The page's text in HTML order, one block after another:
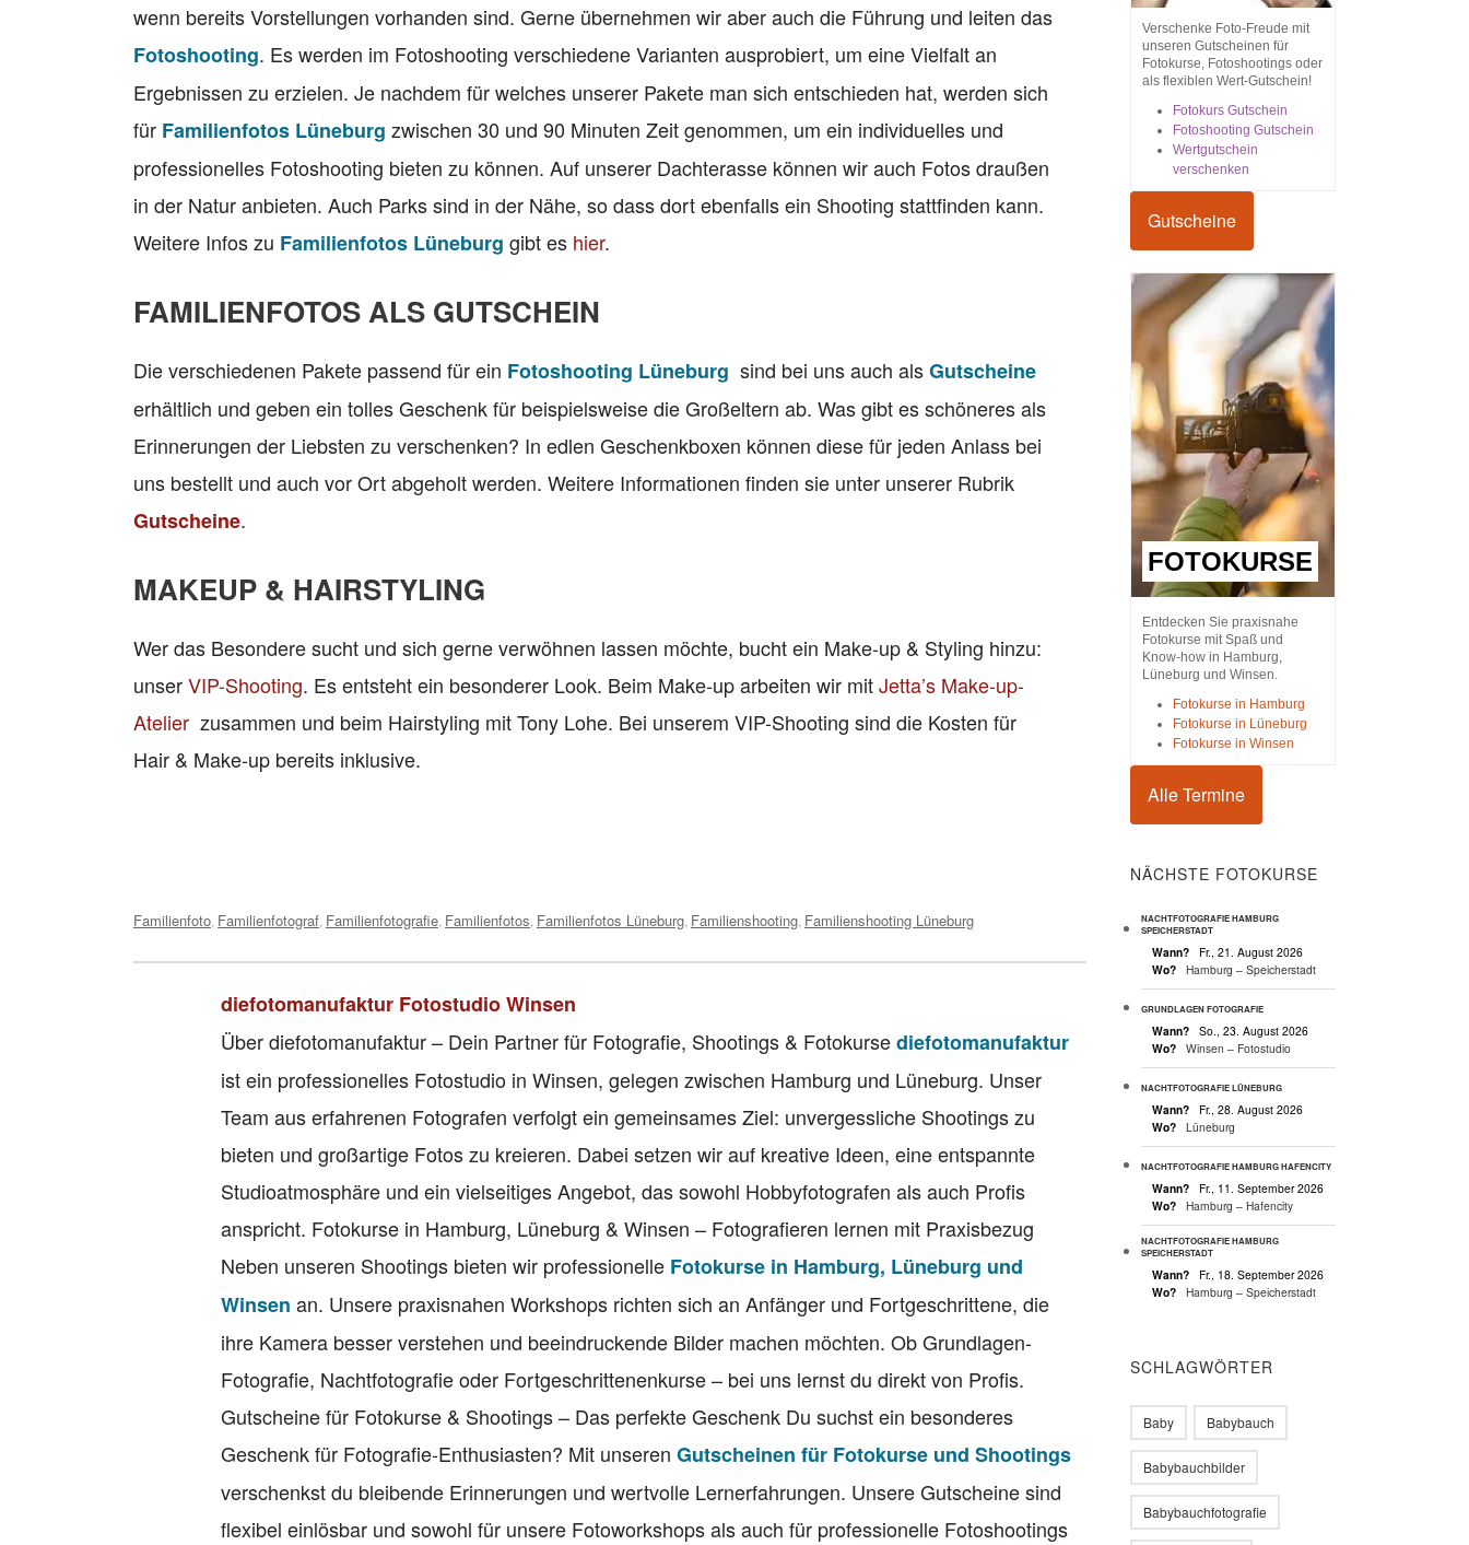
wenn bereits Vorstellungen vorhanden sind. Gerne übernehmen wir aber auch die Führung und leiten das
Fotoshooting. Es werden im Fotoshooting verschiedene Varianten ausprobiert, um eine Vielfalt an
Ergebnissen zu erzielen. Je nachdem für welches unserer Pakete man sich entschieden hat, werden sich
für Familienfotos Lüneburg zwischen 30 und 90 Minuten Zeit genommen, um ein individuelles und
professionelles Fotoshooting bieten zu können. Auf unserer Dachterasse können wir auch Fotos draußen
in der Natur anbieten. Auch Parks sind in der Nähe, so dass dort ebenfalls ein Shooting stattfinden kann.
Weitere Infos zu Familienfotos Lüneburg gibt es hier.
FAMILIENFOTOS ALS GUTSCHEIN
Die verschiedenen Pakete passend für ein Fotoshooting Lüneburg sind bei uns auch alsGutscheine
erhältlich und geben ein tolles Geschenk für beispielsweise die Großeltern ab. Was gibt es schöneres als
Erinnerungen der Liebsten zu verschenken? In edlen Geschenkboxen können diese für jeden Anlass bei
uns bestellt und auch vor Ort abgeholt werden. Weitere Informationen finden sie unter unserer Rubrik
Gutscheine.
MAKEUP & HAIRSTYLING
Wer das Besondere sucht und sich gerne verwöhnen lassen möchte, bucht ein Make-up & Styling hinzu:
unserVIP-Shooting. Es entsteht ein besonderer Look. Beim Make-up arbeiten wir mitJetta’s Make-up-
Atelier zusammen und beim Hairstyling mit Tony Lohe. Bei unserem VIP-Shooting sind die Kosten für
Hair & Make-up bereits inklusive.
Tags:
Familienfoto Familienfotograf Familienfotografie Familienfotos Familienfotos Lüneburg Familienshooting Familienshooting Lüneburg
diefotomanufaktur Fotostudio Winsen
Über diefotomanufaktur – Dein Partner für Fotografie, Shootings & Fotokursediefotomanufaktur
ist ein professionelles Fotostudio in Winsen, gelegen zwischen Hamburg und Lüneburg. Unser
Team aus erfahrenen Fotografen verfolgt ein gemeinsames Ziel: unvergessliche Shootings zu
bieten und großartige Fotos zu kreieren. Dabei setzen wir auf kreative Ideen, eine entspannte
Studioatmosphäre und ein vielseitiges Angebot, das sowohl Hobbyfotografen als auch Profis
anspricht. Fotokurse in Hamburg, Lüneburg & Winsen – Fotografieren lernen mit Praxisbezug
Neben unseren Shootings bieten wir professionelle Fotokurse in Hamburg, Lüneburg und
Winsen an. Unsere praxisnahen Workshops richten sich an Anfänger und Fortgeschrittene, die
ihre Kamera besser verstehen und beeindruckende Bilder machen möchten. Ob Grundlagen-
Fotografie, Nachtfotografie oder Fortgeschrittenenkurse – bei uns lernst du direkt von Profis.
Gutscheine für Fotokurse & Shootings – Das perfekte Geschenk Du suchst ein besonderes
Geschenk für Fotografie-Enthusiasten? Mit unseren Gutscheinen für Fotokurse und Shootings
verschenkst du bleibende Erinnerungen und wertvolle Lernerfahrungen. Unsere Gutscheine sind
flexibel einlösbar und sowohl für unsere Fotoworkshops als auch für professionelle Fotoshootings
Verschenke Foto-Freude mit
unseren Gutscheinen für
Fotokurse, Fotoshootings oder
als flexiblen Wert-Gutschein!
Fotokurs Gutschein
Fotoshooting Gutschein
Wertgutschein
verschenken
Gutscheine
FOTOKURSE
Entdecken Sie praxisnahe
Fotokurse mit Spaß und
Know-how in Hamburg,
Lüneburg und Winsen.
Fotokurse in Hamburg
Fotokurse in Lüneburg
Fotokurse in Winsen
Alle Termine
NÄCHSTE FOTOKURSE
NACHTFOTOGRAFIE HAMBURG
SPEICHERSTADT
Wann?
Fr., 21. August 2026
Wo?
Hamburg – Speicherstadt
GRUNDLAGEN FOTOGRAFIE
Wann?
So., 23. August 2026
Wo?
Winsen – Fotostudio
NACHTFOTOGRAFIE LÜNEBURG
Wann?
Fr., 28. August 2026
Wo?
Lüneburg
NACHTFOTOGRAFIE HAMBURG HAFENCITY
Wann?
Fr., 11. September 2026
Wo?
Hamburg – Hafencity
NACHTFOTOGRAFIE HAMBURG
SPEICHERSTADT
Wann?
Fr., 18. September 2026
Wo?
Hamburg – Speicherstadt
SCHLAGWÖRTER
Baby Babybauch
Babybauchbilder
Babybauchfotografie